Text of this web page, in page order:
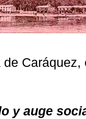
de
y auge